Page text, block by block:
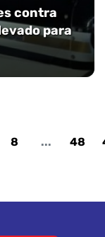
contra
para
8 ... 48